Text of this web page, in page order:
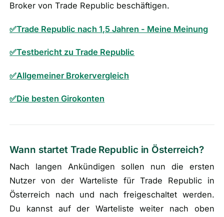
Broker von Trade Republic beschäftigen.
✅Trade Republic nach 1,5 Jahren - Meine Meinung
✅Testbericht zu Trade Republic
✅Allgemeiner Brokervergleich
✅Die besten Girokonten
Wann startet Trade Republic in Österreich?
Nach langen Ankündigen sollen nun die ersten
Nutzer von der Warteliste für Trade Republic in
Österreich nach und nach freigeschaltet werden.
Du kannst auf der Warteliste weiter nach oben